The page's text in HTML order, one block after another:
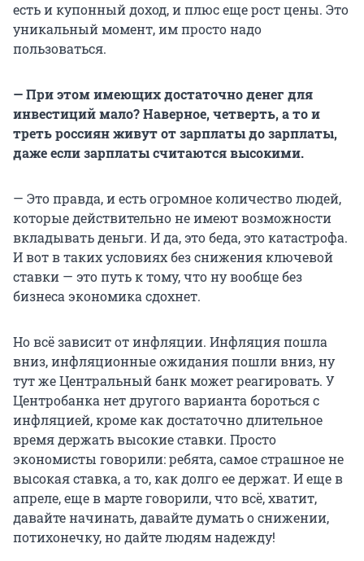
есть и купонный доход, и плюс еще рост цены. Это
уникальный момент, им просто надо
пользоваться.
— При этом имеющих достаточно денег для
инвестиций мало? Наверное, четверть, а то и
треть россиян живут от зарплаты до зарплаты,
даже если зарплаты считаются высокими.
— Это правда, и есть огромное количество людей,
которые действительно не имеют возможности
вкладывать деньги. И да, это беда, это катастрофа.
И вот в таких условиях без снижения ключевой
ставки — это путь к тому, что ну вообще без
бизнеса экономика сдохнет.
Но всё зависит от инфляции. Инфляция пошла
вниз, инфляционные ожидания пошли вниз, ну
тут же Центральный банк может реагировать. У
Центробанка нет другого варианта бороться с
инфляцией, кроме как достаточно длительное
время держать высокие ставки. Просто
экономисты говорили: ребята, самое страшное не
высокая ставка, а то, как долго ее держат. И еще в
апреле, еще в марте говорили, что всё, хватит,
давайте начинать, давайте думать о снижении,
потихонечку, но дайте людям надежду!